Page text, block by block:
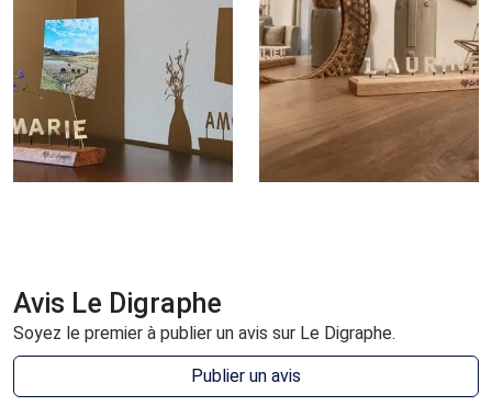
Avis Le Digraphe
Soyez le premier à publier un avis sur Le Digraphe.
Publier un avis